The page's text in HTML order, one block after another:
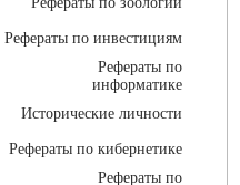
Рефераты по инвестициям
Рефераты по
информатике
Исторические личности
Рефераты по кибернетике
Рефераты по